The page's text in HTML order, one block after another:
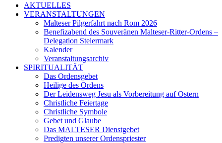
AKTUELLES
VERANSTALTUNGEN
Malteser Pilgerfahrt nach Rom 2026
Benefizabend des Souveränen Malteser-Ritter-Ordens –
Delegation Steiermark
Kalender
Veranstaltungsarchiv
SPIRITUALITÄT
Das Ordensgebet
Heilige des Ordens
Der Leidensweg Jesu als Vorbereitung auf Ostern
Christliche Feiertage
Christliche Symbole
Gebet und Glaube
Das MALTESER Dienstgebet
Predigten unserer Ordenspriester